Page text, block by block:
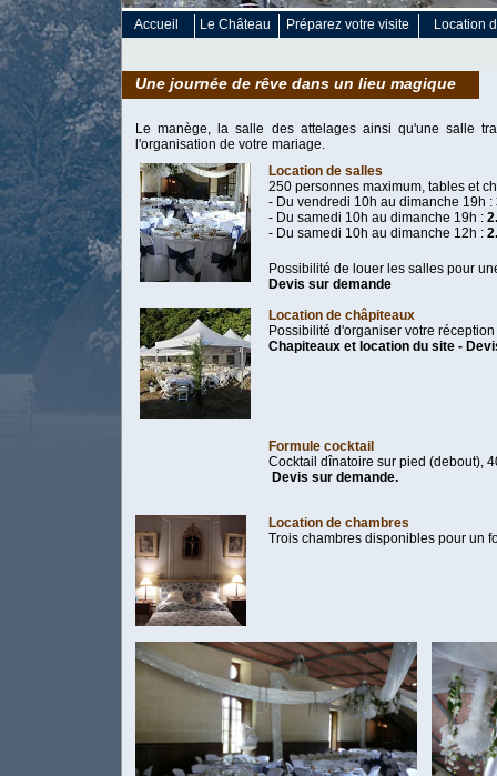
Accueil Le Château Préparez votre visite Location
Une journée de rêve dans un lieu magique
Le manège, la salle des attelages ainsi qu'une salle
l'organisation de votre mariage.
Location de salles
250 personnes maximum, tables et
- Du vendredi 10h au dimanche 19h :
- Du samedi 10h au dimanche 19h :
- Du samedi 10h au dimanche 12h :
Possibilité de louer les salles pour
Devis sur demande
Location de châpiteaux
Possibilité d'organiser votre
Chapiteaux et location du site -
Formule cocktail
Cocktail dînatoire sur pied (debout),
Devis sur demande.
Location de chambres
Trois chambres disponibles pour un